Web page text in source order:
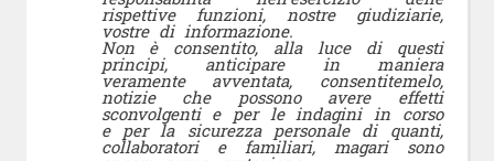
rispettive funzioni, nostre giudiziarie,
vostre di informazione.
Non è consentito, alla luce di questi
principi, anticipare in maniera
veramente avventata, consentitemelo,
notizie che possono avere effetti
sconvolgenti e per le indagini in corso
e per la sicurezza personale di quanti,
collaboratori e familiari, magari sono